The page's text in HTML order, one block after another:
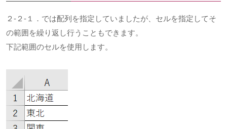
２-２-１．では配列を指定していましたが、セルを指定してそ
の範囲を繰り返し行うこともできます。
下記範囲のセルを使用します。